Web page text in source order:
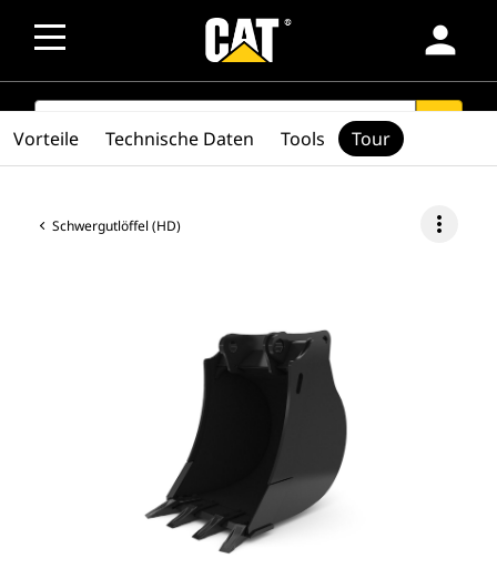
person
SEARCH
Schwergutlöffel (HD) more_vert
Vorteile Technische Daten Tools Tour